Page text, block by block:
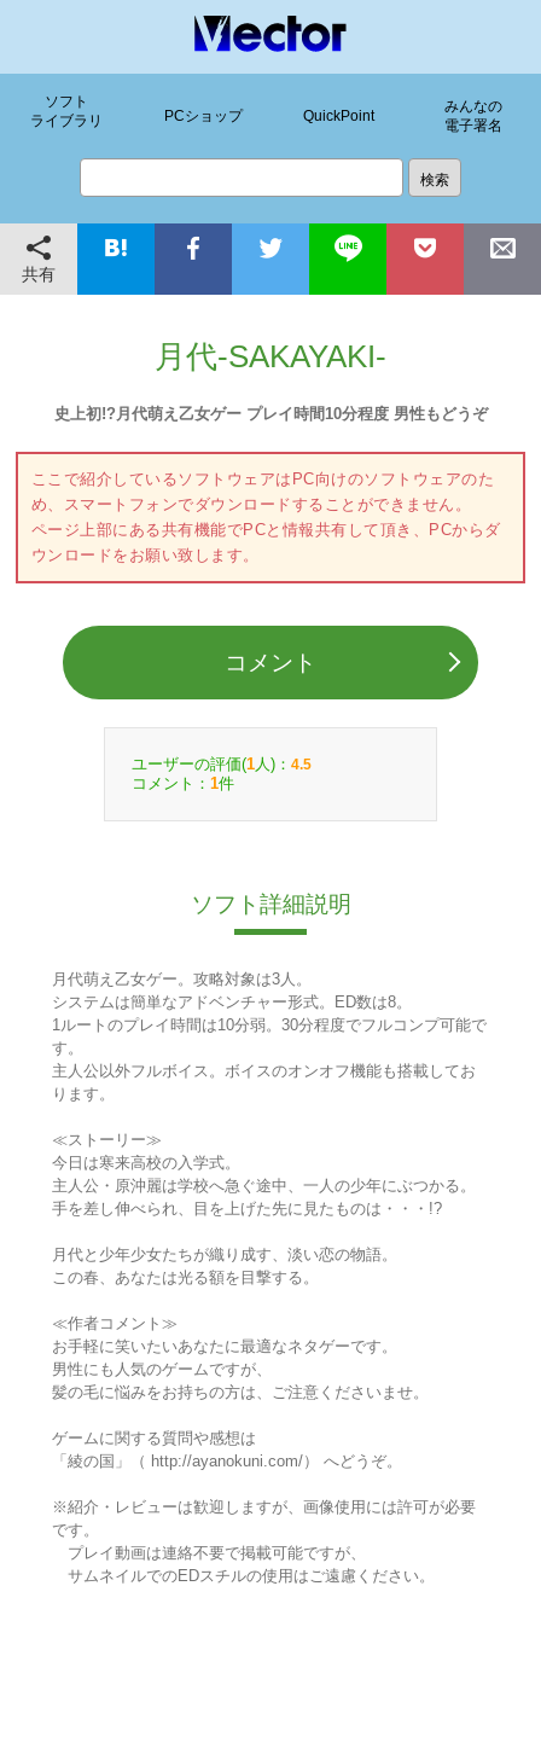
ソフト
ライブラリ
PCショップ QuickPoint
みんなの
電子署名
共有
月代-SAKAYAKI-
史上初!?月代萌え乙女ゲー プレイ時間10分程度 男性もどうぞ
ここで紹介しているソフトウェアはPC向けのソフトウェアのた
め、スマートフォンでダウンロードすることができません。
ページ上部にある共有機能でPCと情報共有して頂き、PCからダ
ウンロードをお願い致します。
コメント
ユーザーの評価(1 人)： 4.5
コメント： 1件
ソフト詳細説明
月代萌え乙女ゲー。攻略対象は3人。
システムは簡単なアドベンチャー形式。ED数は8。
1ルートのプレイ時間は10分弱。30分程度でフルコンプ可能で
す。
主人公以外フルボイス。ボイスのオンオフ機能も搭載してお
ります。
≪ストーリー≫
今日は寒来高校の入学式。
主人公・原沖麗は学校へ急ぐ途中、一人の少年にぶつかる。
手を差し伸べられ、目を上げた先に見たものは・・・!?
月代と少年少女たちが織り成す、淡い恋の物語。
この春、あなたは光る額を目撃する。
≪作者コメント≫
お手軽に笑いたいあなたに最適なネタゲーです。
男性にも人気のゲームですが、
髪の毛に悩みをお持ちの方は、ご注意くださいませ。
ゲームに関する質問や感想は
「綾の国」（ http://ayanokuni.com/） へどうぞ。
※紹介・レビューは歓迎しますが、画像使用には許可が必要
です。
プレイ動画は連絡不要で掲載可能ですが、
サムネイルでのEDスチルの使用はご遠慮ください。